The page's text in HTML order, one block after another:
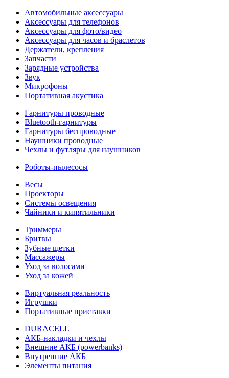
Автомобильные аксессуары
Аксессуары для телефонов
Аксессуары для фото/видео
Аксессуары для часов и браслетов
Держатели, крепления
Запчасти
Зарядные устройства
Звук
Микрофоны
Портативная акустика
Гарнитуры проводные
Bluetooth-гарнитуры
Гарнитуры беспроводные
Наушники проводные
Чехлы и футляры для наушников
Роботы-пылесосы
Весы
Проекторы
Системы освещения
Чайники и кипятильники
Триммеры
Бритвы
Зубные щетки
Массажеры
Уход за волосами
Уход за кожей
Виртуальная реальность
Игрушки
Портативные приставки
DURACELL
АКБ-накладки и чехлы
Внешние АКБ (powerbanks)
Внутренние АКБ
Элементы питания